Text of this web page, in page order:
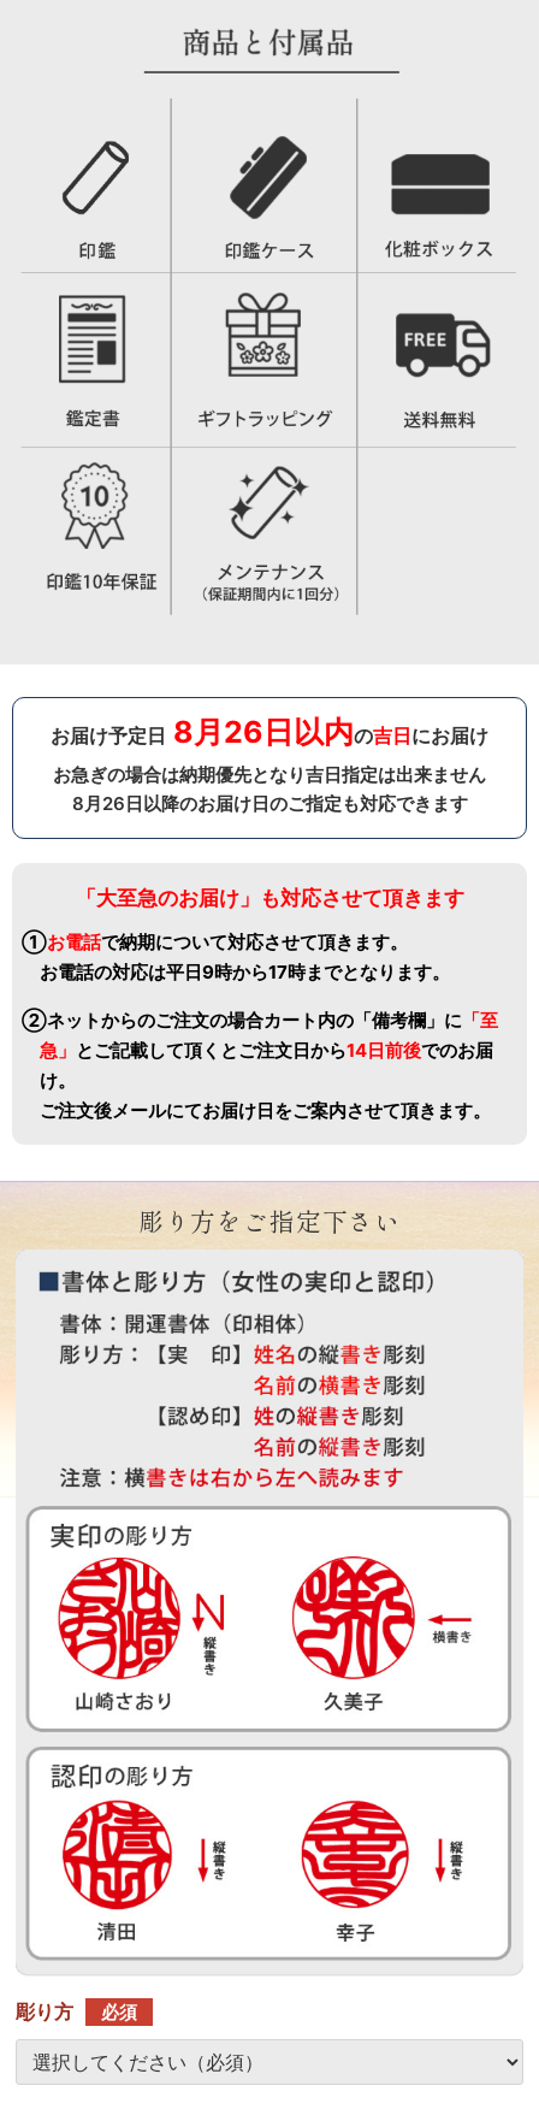
お届け予定日 8月26日以内の吉日にお届け
お急ぎの場合は納期優先となり吉日指定は出来ません
8月26日以降のお届け日のご指定も対応できます
「大至急のお届け」も対応させて頂きます
①お電話で納期について対応させて頂きます。
お電話の対応は平日9時から17時までとなります。
②ネットからのご注文の場合カート内の「備考欄」に 「至
急」 とご記載して頂くとご注文日から14日前後でのお届
け。
ご注文後メールにてお届け日をご案内させて頂きます。
彫り方をご指定下さい
彫り方 必須